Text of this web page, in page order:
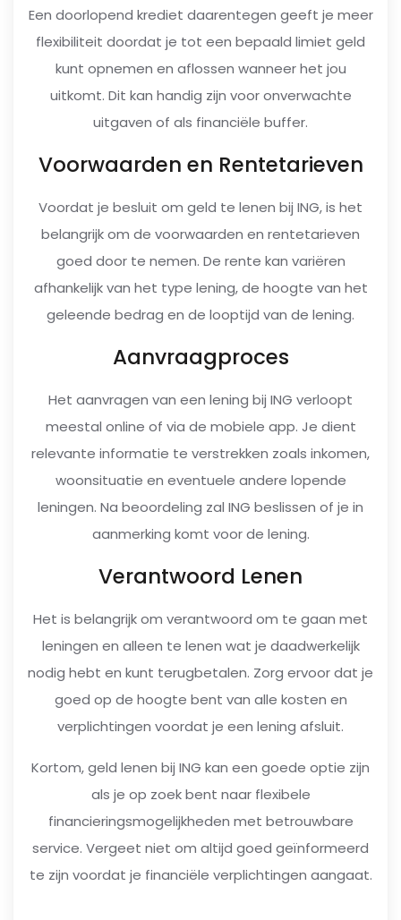
Een doorlopend krediet daarentegen geeft je meer
flexibiliteit doordat je tot een bepaald limiet geld
kunt opnemen en aflossen wanneer het jou
uitkomt. Dit kan handig zijn voor onverwachte
uitgaven of als financiële buffer.
Voorwaarden en Rentetarieven
Voordat je besluit om geld te lenen bij ING, is het
belangrijk om de voorwaarden en rentetarieven
goed door te nemen. De rente kan variëren
afhankelijk van het type lening, de hoogte van het
geleende bedrag en de looptijd van de lening.
Aanvraagproces
Het aanvragen van een lening bij ING verloopt
meestal online of via de mobiele app. Je dient
relevante informatie te verstrekken zoals inkomen,
woonsituatie en eventuele andere lopende
leningen. Na beoordeling zal ING beslissen of je in
aanmerking komt voor de lening.
Verantwoord Lenen
Het is belangrijk om verantwoord om te gaan met
leningen en alleen te lenen wat je daadwerkelijk
nodig hebt en kunt terugbetalen. Zorg ervoor dat je
goed op de hoogte bent van alle kosten en
verplichtingen voordat je een lening afsluit.
Kortom, geld lenen bij ING kan een goede optie zijn
als je op zoek bent naar flexibele
financieringsmogelijkheden met betrouwbare
service. Vergeet niet om altijd goed geïnformeerd
te zijn voordat je financiële verplichtingen aangaat.